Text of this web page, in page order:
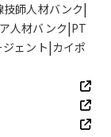
技師人材バンク
人材バンク PT
ェント カイポ